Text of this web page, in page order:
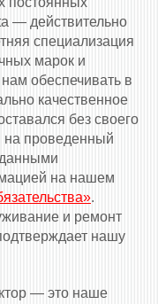
— действительно
специализация
марок и
обеспечивать в
качественное
без своего
проведенный
на нашем
.
и ремонт
нашу
— это наше